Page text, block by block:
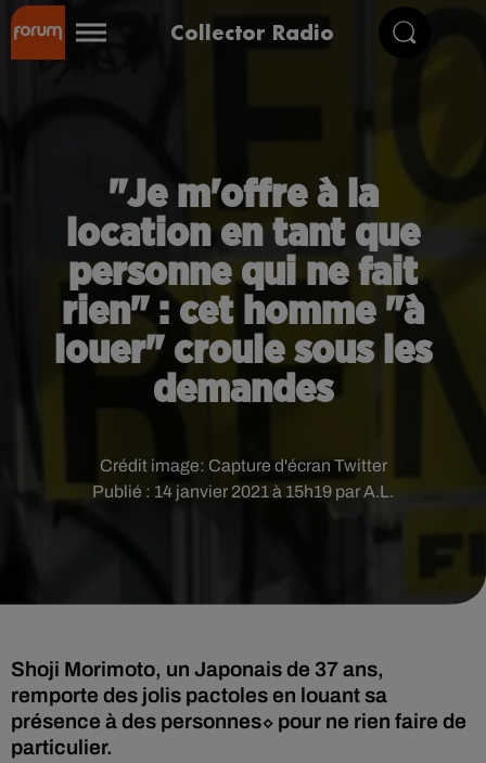
Collector Radio
"Je m'offre à la
location en tant que
personne qui ne fait
rien" : cet homme "à
louer" croule sous les
demandes
Publié : 14 janvier 2021 à 15h19 par A.L.
Crédit image: Capture d'écran Twitter
Shoji Mori­moto, un Japonais de 37 ans,
remporte des jolis pactoles en louant sa
présence à des personnes⬦ pour ne rien faire de
parti­cu­lier.